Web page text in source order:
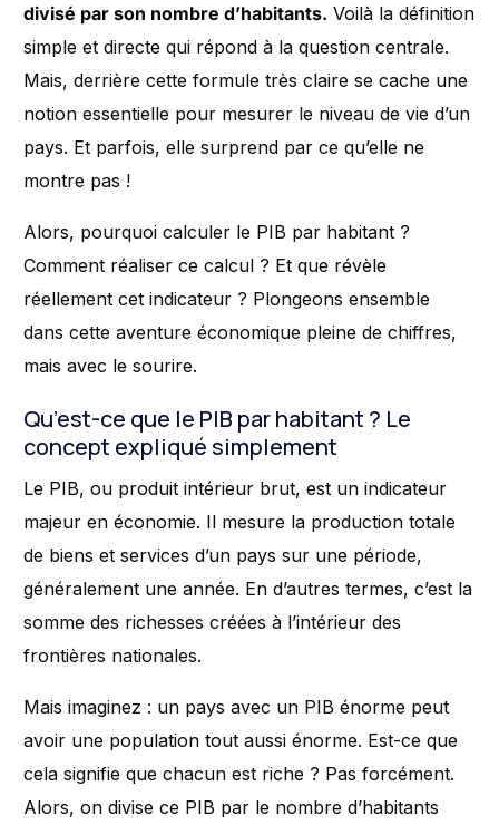
divisé par son nombre d’habitants. Voilà la définition
simple et directe qui répond à la question centrale.
Mais, derrière cette formule très claire se cache une
notion essentielle pour mesurer le niveau de vie d’un
pays. Et parfois, elle surprend par ce qu’elle ne
montre pas !
Alors, pourquoi calculer le PIB par habitant ?
Comment réaliser ce calcul ? Et que révèle
réellement cet indicateur ? Plongeons ensemble
dans cette aventure économique pleine de chiffres,
mais avec le sourire.
Qu’est-ce que le PIB par habitant ? Le
concept expliqué simplement
Le PIB, ou produit intérieur brut, est un indicateur
majeur en économie. Il mesure la production totale
de biens et services d’un pays sur une période,
généralement une année. En d’autres termes, c’est la
somme des richesses créées à l’intérieur des
frontières nationales.
Mais imaginez : un pays avec un PIB énorme peut
avoir une population tout aussi énorme. Est-ce que
cela signifie que chacun est riche ? Pas forcément.
Alors, on divise ce PIB par le nombre d’habitants